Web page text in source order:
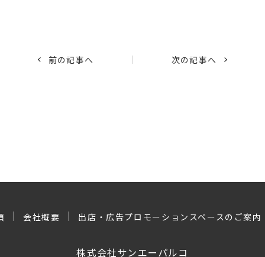
前の記事へ 次の記事へ
会社概要 出店・広告プロモーションスペースのご案内
株式会社サンエーパルコ